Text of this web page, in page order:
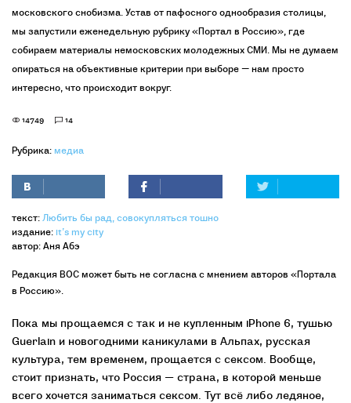
московского снобизма. Устав от пафосного однообразия столицы,
мы запустили еженедельную рубрику «Портал в Россию», где
собираем материалы немосковских молодежных СМИ. Мы не думаем
опираться на объективные критерии при выборе — нам просто
интересно, что происходит вокруг.
14749 14
Рубрика: медиа
текст: Любить бы рад, совокупляться тошно
издание: it’s my city
автор: Аня Абэ
Редакция ВОС может быть не согласна с мнением авторов «Портала
в Россию».
Пока мы прощаемся с так и не купленным iPhone 6, тушью
Guerlain и новогодними каникулами в Альпах, русская
культура, тем временем, прощается с сексом. Вообще,
стоит признать, что Россия — страна, в которой меньше
всего хочется заниматься сексом. Тут всё либо ледяное,